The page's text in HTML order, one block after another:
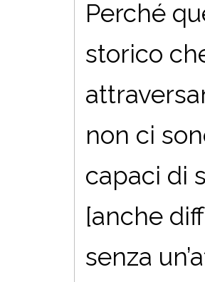
Perché
storico
non ci
capaci di
[anche
senza